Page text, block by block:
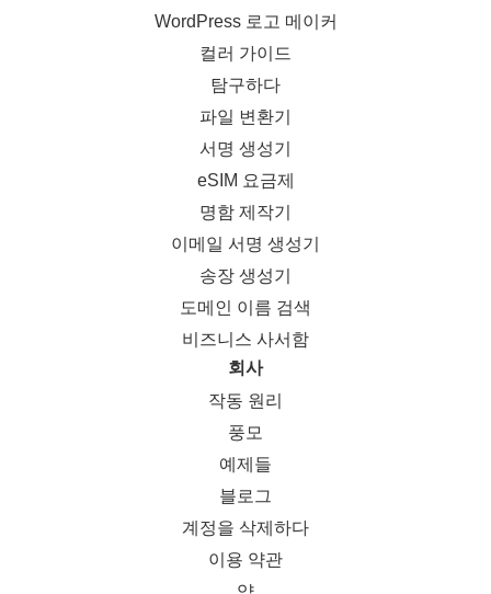
WordPress 로고 메이커
컬러 가이드
탐구하다
파일 변환기
서명 생성기
eSIM 요금제
명함 제작기
이메일 서명 생성기
송장 생성기
도메인 이름 검색
비즈니스 사서함
회사
작동 원리
풍모
예제들
블로그
계정을 삭제하다
이용 약관